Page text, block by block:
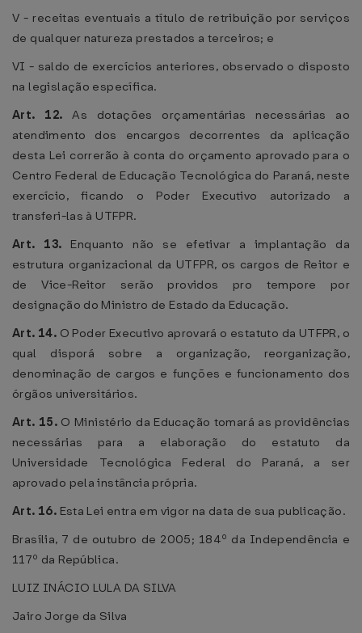
V - receitas eventuais a título de retribuição por serviços
de qualquer natureza prestados a terceiros; e
VI - saldo de exercícios anteriores, observado o disposto
na legislação específica.
Art. 12.As dotações orçamentárias necessárias ao
atendimento dos encargos decorrentes da aplicação
desta Lei correrão à conta do orçamento aprovado para o
Centro Federal de Educação Tecnológica do Paraná, neste
exercício, ficando o Poder Executivo autorizado a
transferi-las à UTFPR.
Art. 13. Enquanto não se efetivar a implantação da
estrutura organizacional da UTFPR, os cargos de Reitor e
de Vice-Reitor serão providos pro tempore por
designação do Ministro de Estado da Educação.
Art. 14. O Poder Executivo aprovará o estatuto da UTFPR, o
qual disporá sobre a organização, reorganização,
denominação de cargos e funções e funcionamento dos
órgãos universitários.
Art. 15. O Ministério da Educação tomará as providências
necessárias para a elaboração do estatuto da
Universidade Tecnológica Federal do Paraná, a ser
aprovado pela instância própria.
Art. 16. Esta Lei entra em vigor na data de sua publicação.
Brasília, 7 de outubro de 2005; 184º da Independência e
117º da República.
LUIZ INÁCIO LULA DA SILVA
Jairo Jorge da Silva